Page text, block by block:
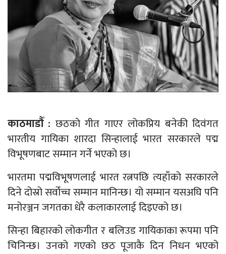
काठमाडौँ : छठको गीत गाएर लोकप्रिय बनेकी दिवंगत
भारतीय गायिका शारदा सिन्हालाई भारत सरकारले पद्म
विभूषणबाट सम्मान गर्ने भएको छ।
भारतमा पद्मविभूषणलाई भारत रत्नपछि त्यहाँको सरकारले
दिने दोस्रो सर्वोच्च सम्मान मानिन्छ। यो सम्मान यसअघि पनि
मनोरञ्जन जगतका धेरै कलाकारलाई दिइएको छ।
सिन्हा बिहारको लोकगीत र बलिउड गायिकाका रूपमा पनि
चिनिन्छ। उनको गएको छठ पूजाकै दिन निधन भएको